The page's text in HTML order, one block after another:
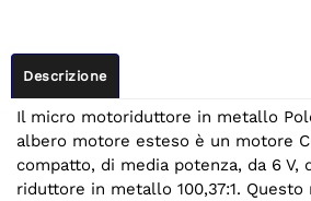
Descrizione
Il micro motoriduttore in metallo
albero motore esteso è un motore
compatto, di media potenza, da 6 V,
riduttore in metallo 100,37:1.